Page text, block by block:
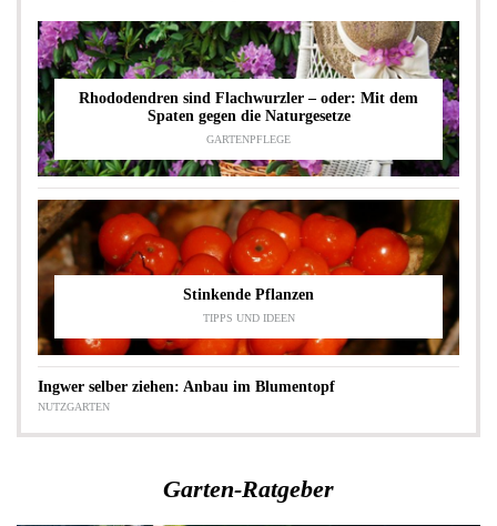
Rhododendren sind Flachwurzler – oder: Mit dem
Spaten gegen die Naturgesetze
GARTENPFLEGE
Stinkende Pflanzen
TIPPS UND IDEEN
Ingwer selber ziehen: Anbau im Blumentopf
NUTZGARTEN
Garten-Ratgeber